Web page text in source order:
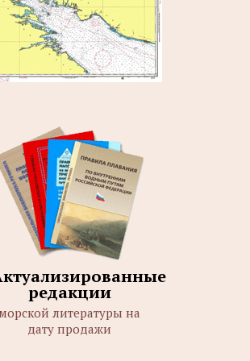
редакции
литературы на
дату продажи